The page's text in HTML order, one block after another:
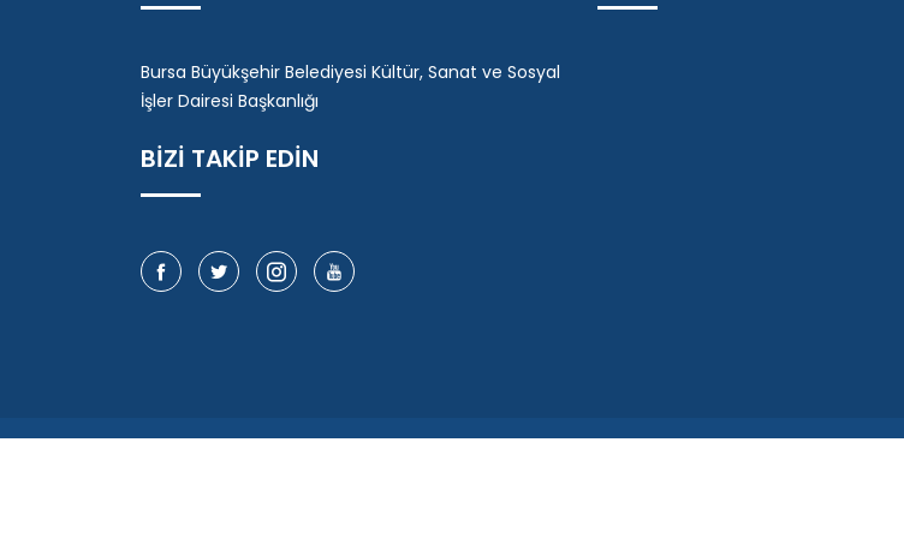
Bursa Büyükşehir Belediyesi Kültür, Sanat ve Sosyal
İşler Dairesi Başkanlığı
BİZİ TAKİP EDİN